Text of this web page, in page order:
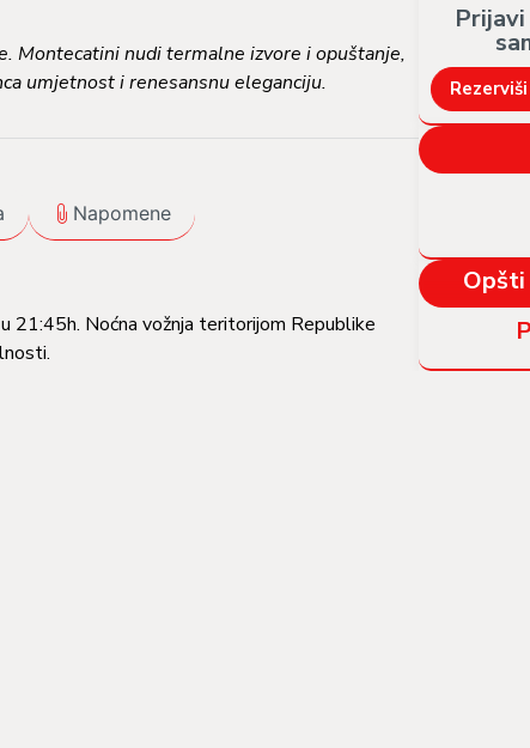
Montecatini nudi termalne izvore i opuštanje,
umjetnost i renesansnu eleganciju.
Napomene
21:45h. Noćna vožnja teritorijom Republike